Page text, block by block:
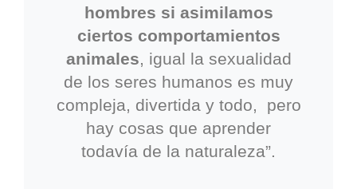
hombres si asimilamos
ciertos comportamientos
animales, igual la sexualidad
de los seres humanos es muy
compleja, divertida y todo, pero
hay cosas que aprender
todavía de la naturaleza”.